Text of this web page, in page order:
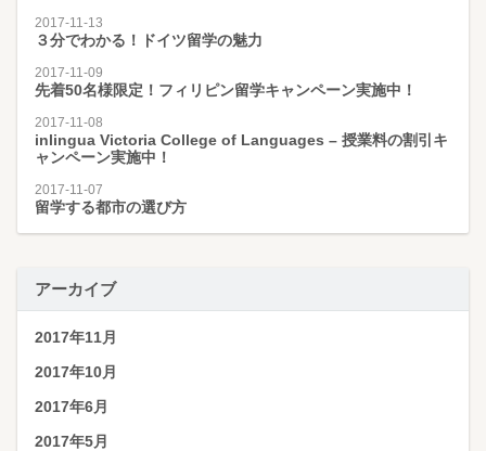
2017-11-13
３分でわかる！ドイツ留学の魅力
2017-11-09
先着50名様限定！フィリピン留学キャンペーン実施中！
2017-11-08
inlingua Victoria College of Languages – 授業料の割引キ
ャンペーン実施中！
2017-11-07
留学する都市の選び方
アーカイブ
2017年11月
2017年10月
2017年6月
2017年5月